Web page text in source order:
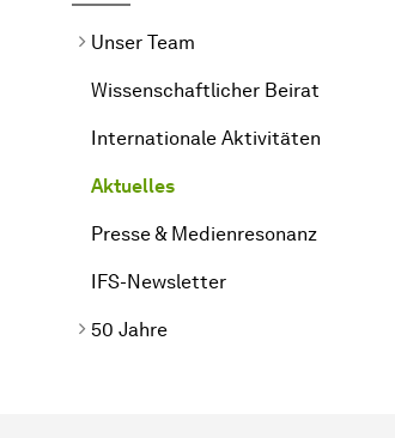
Unser Team
Wissenschaftlicher Beirat
Internationale Aktivitäten
Aktuelles
Presse & Medienresonanz
IFS-Newsletter
50 Jahre